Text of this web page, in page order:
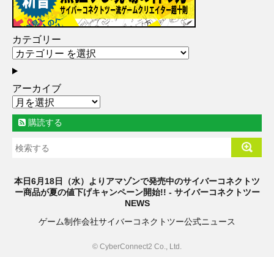
カテゴリー
アーカイブ
購読する
本日6月18日（水）よりアマゾンで発売中のサイバーコネクトツ
ー商品が夏の値下げキャンペーン開始!! - サイバーコネクトツー
NEWS
ゲーム制作会社サイバーコネクトツー公式ニュース
© CyberConnect2 Co., Ltd.